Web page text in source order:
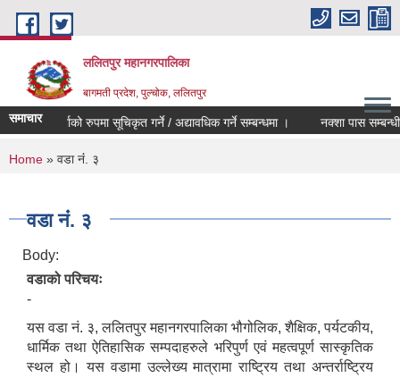
Skip to main content
ललितपुर महानगरपालिका
बागमती प्रदेश, पुल्चोक, ललितपुर
समाचार
मेलमिलापकर्ताको रुपमा सूचिकृत गर्ने / अद्यावधिक गर्ने सम्बन्धमा । नक्शा पास सम्बन्धी
You are here
Home » वडा नंं. ३
वडा नंं. ३
Body:
वडाको परिचयः
-
यस वडा नं. ३, ललितपुर महानगरपालिका भौगोलिक, शैक्षिक, पर्यटकीय,
धार्मिक तथा ऐतिहासिक सम्पदाहरुले भरिपुर्ण एवं महत्वपूर्ण सास्कृतिक
स्थल हो। यस वडामा उल्लेख्य मात्रामा राष्ट्रिय तथा अन्तर्राष्ट्रिय